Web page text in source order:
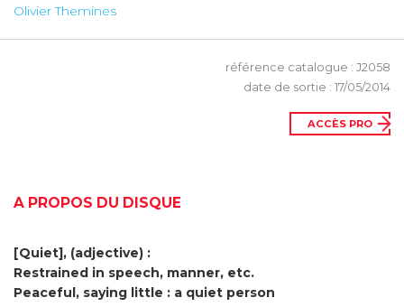
Olivier Themines
référence catalogue : J2058
date de sortie : 17/05/2014
ACCÈS PRO
A PROPOS DU DISQUE
[Quiet], (adjective) :
Restrained in speech, manner, etc.
Peaceful, saying little : a quiet person